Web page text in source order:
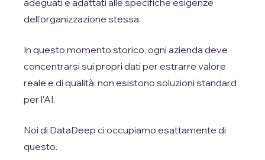
adeguati e adattati alle specifiche esigenze
dell'organizzazione stessa.
In questo momento storico, ogni azienda deve
concentrarsi sui propri dati per estrarre valore
reale e di qualità: non esistono soluzioni standard
per l'AI.
Noi di DataDeep ci occupiamo esattamente di
questo.